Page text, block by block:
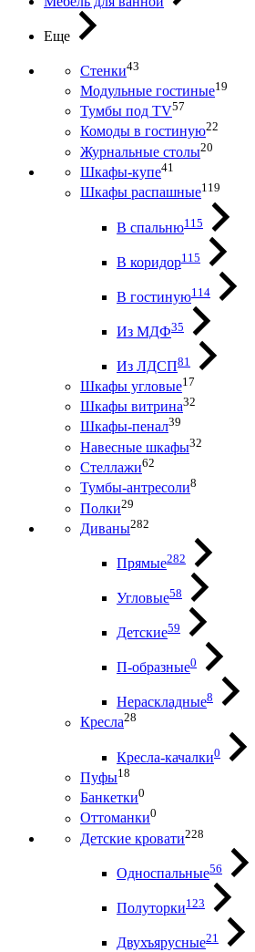
Еще
Стенки43
Модульные гостиные19
Тумбы под ТV57
Комоды в гостиную22
Журнальные столы20
Шкафы-купе41
Шкафы распашные119
В спальню115
В коридор115
В гостиную114
Из МДФ35
Из ЛДСП81
Шкафы угловые17
Шкафы витрина32
Шкафы-пенал39
Навесные шкафы32
Стеллажи62
Тумбы-антресоли8
Полки29
Диваны282
Прямые282
Угловые58
Детские59
П-образные0
Нераскладные8
Кресла28
Кресла-качалки0
Пуфы18
Банкетки0
Оттоманки0
Детские кровати228
Односпальные56
Полуторки123
Двухъярусные21